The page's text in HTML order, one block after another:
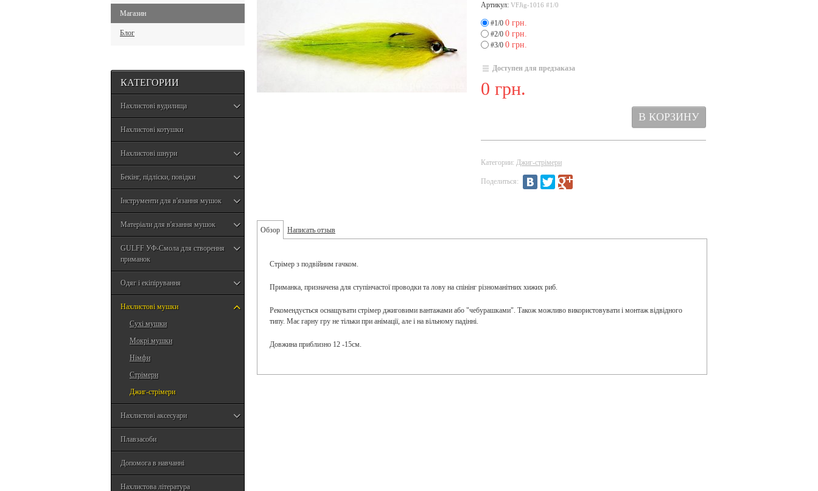
Магазин
Блог
КАТЕГОРИИ
Нахлистові вудилища
Нахлистові котушки
Нахлистові шнури
Бекінг, підліски, повідки
Інструменти для в'язання мушок
Матеріали для в'язання мушок
GULFF УФ-Смола для створення
приманок
Одяг і екіпірування
Нахлистові мушки
Сухі мушки
Мокрі мушки
Німфи
Стрімери
Джиг-стрімери
Нахлистові аксесуари
Плавзасоби
Допомога в навчанні
Нахлистова література
Артикул: VFJig-1016 #1/0
#1/0 0 грн.
#2/0 0 грн.
#3/0 0 грн.
Доступен для предзаказа
0 грн.
Категории: Джиг-стрімери
Поделиться:
Обзор Написать отзыв
Стрімер з подвійним гачком.
Приманка, призначена для ступінчастої проводки та лову на спінінг різноманітних хижих риб.
Рекомендується оснащувати стрімер джиговими вантажами або "чебурашками". Також можливо використовувати і монтаж відвідного
типу. Має гарну гру не тільки при анімації, але і на вільному падінні.
Довжина приблизно 12 -15см.